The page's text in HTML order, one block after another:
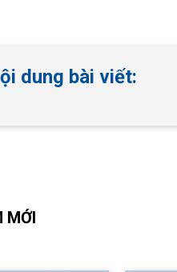
dung bài viết:
MỚI